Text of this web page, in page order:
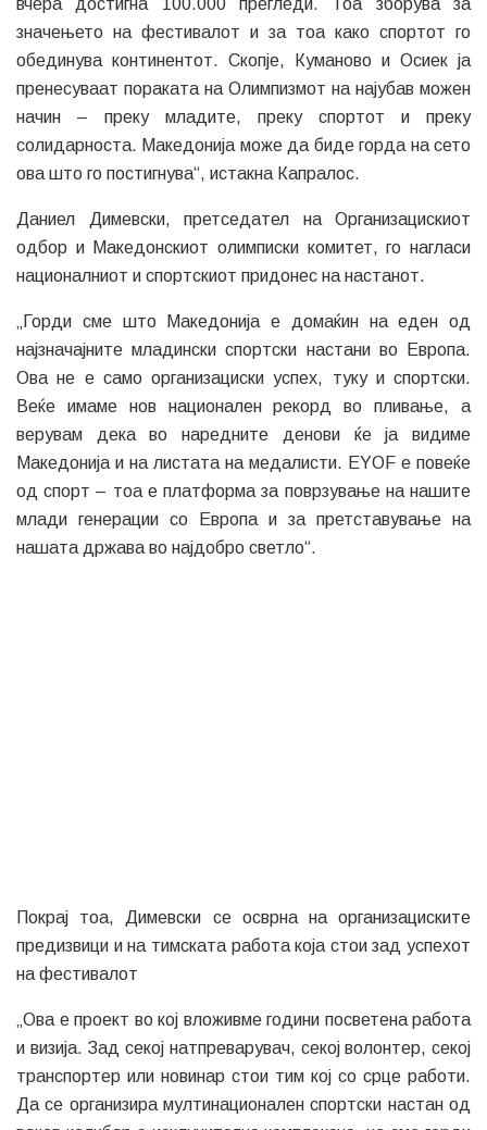
значењето на фестивалот и за тоа како спортот го
обединува континентот. Скопје, Куманово и Осиек ја
пренесуваат пораката на Олимпизмот на најубав можен
начин – преку младите, преку спортот и преку
солидарноста. Македонија може да биде горда на сето
ова што го постигнува“, истакна Капралос.
Даниел Димевски, претседател на Организацискиот
одбор и Македонскиот олимписки комитет, го нагласи
националниот и спортскиот придонес на настанот.
„Горди сме што Македонија е домаќин на еден од
најзначајните младински спортски настани во Европа.
Ова не е само организациски успех, туку и спортски.
Веќе имаме нов национален рекорд во пливање, а
верувам дека во наредните денови ќе ја видиме
Македонија и на листата на медалисти. EYOF е повеќе
од спорт – тоа е платформа за поврзување на нашите
млади генерации со Европа и за претставување на
нашата држава во најдобро светло“.
покажеме дека Македонија е подготвена за уште
поголеми предизвици.“, посочи Димевски.
Министерот за спорт, Ристовски ја нагласи
стратешката важност на фестивалот за државата и
младинскиот спорт.
„Како држава имаме историска шанса да бидеме
домаќини на преку 4.000 спортисти и тренери – нешто